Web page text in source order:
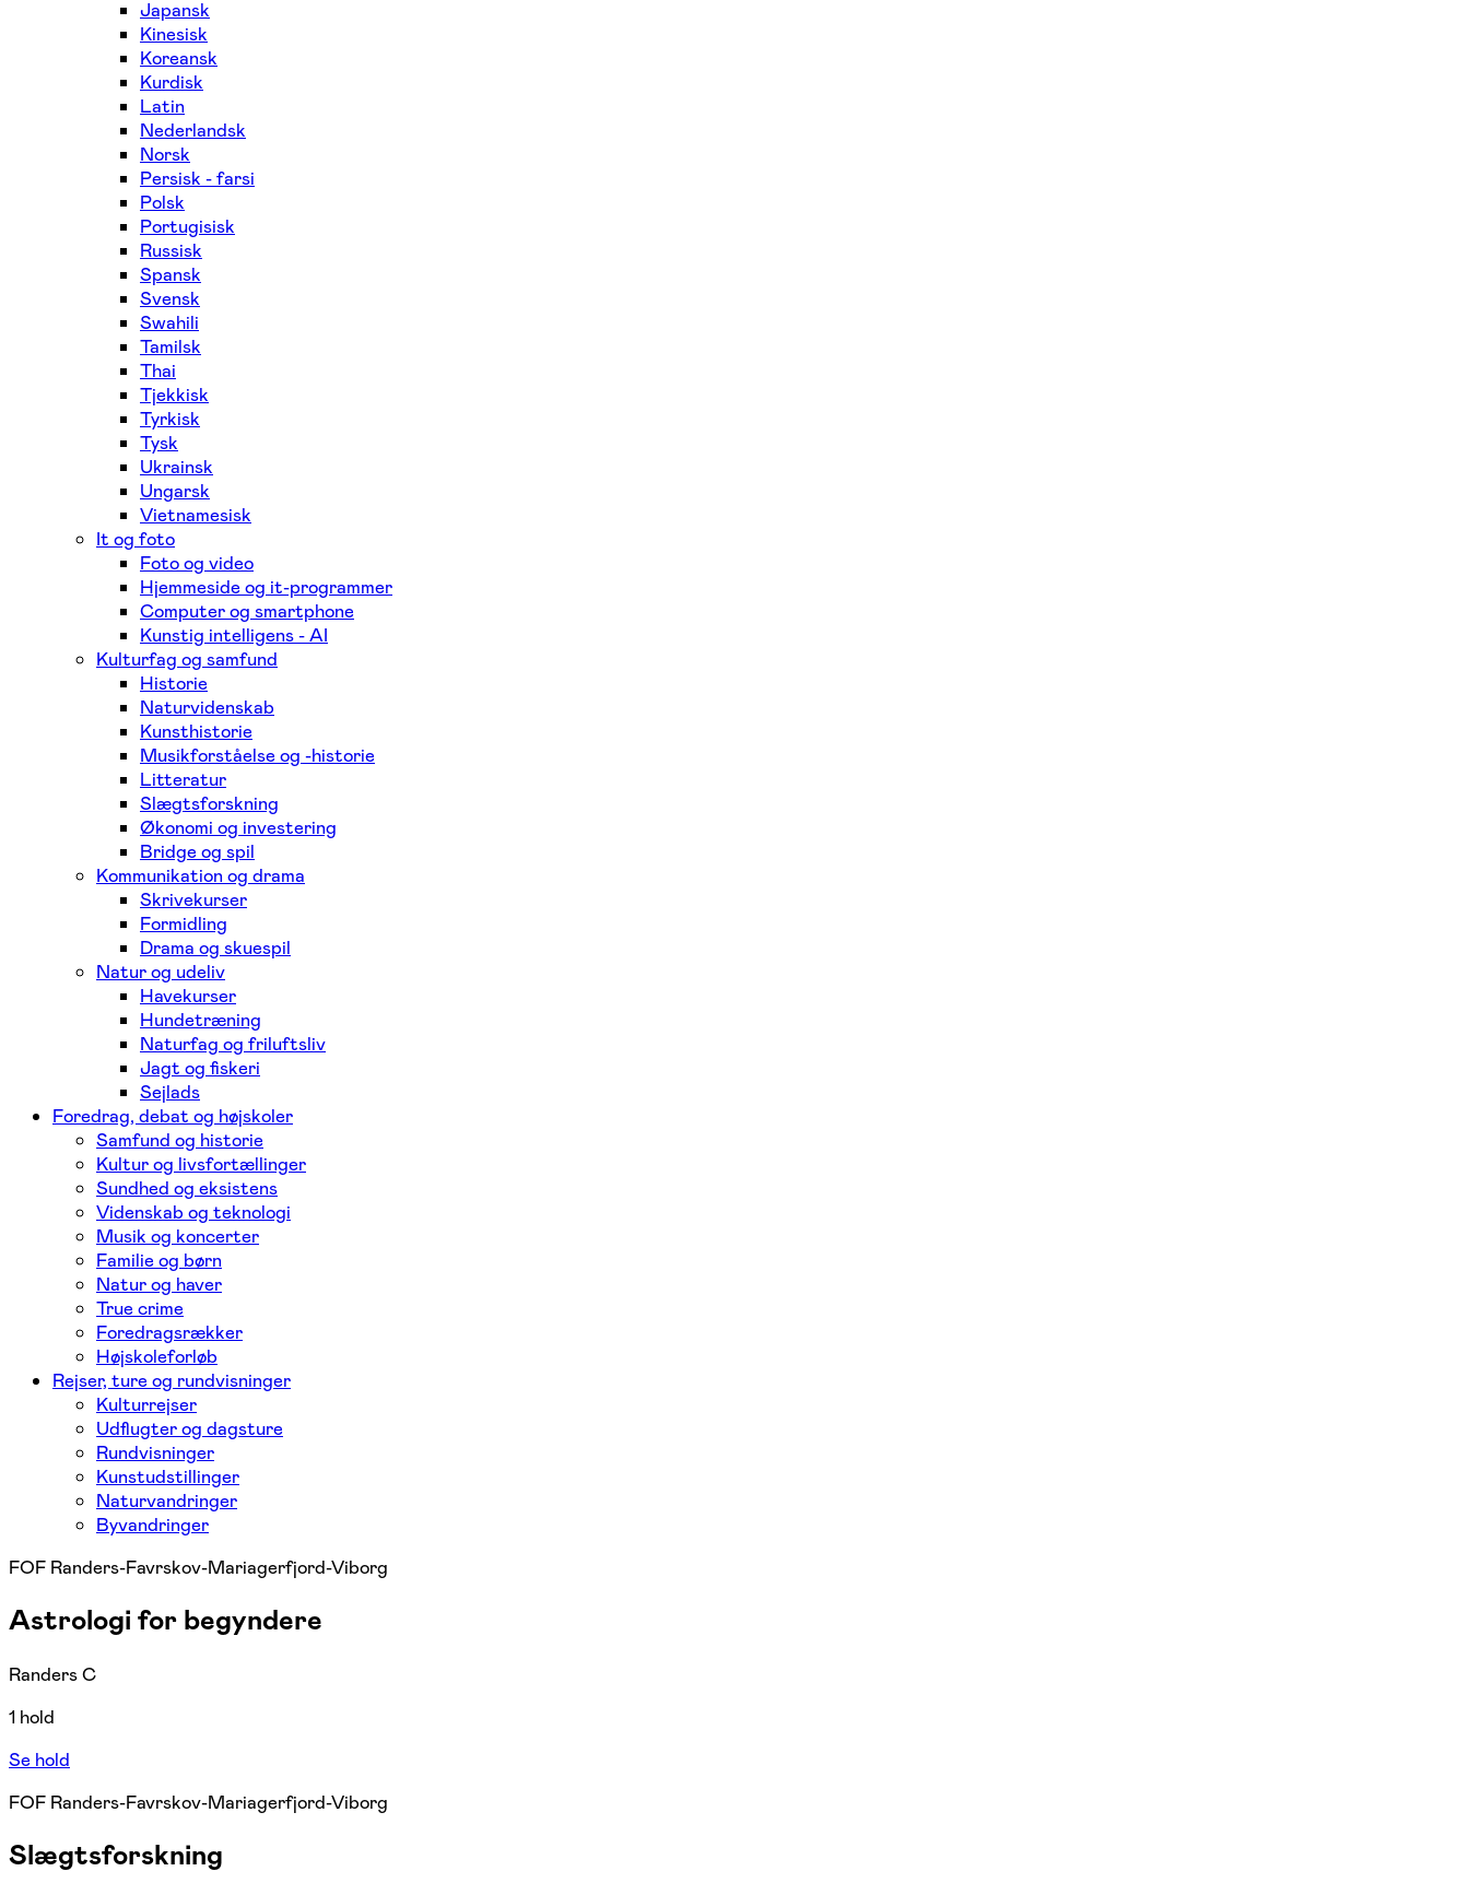
Japansk
Kinesisk
Koreansk
Kurdisk
Latin
Nederlandsk
Norsk
Persisk - farsi
Polsk
Portugisisk
Russisk
Spansk
Svensk
Swahili
Tamilsk
Thai
Tjekkisk
Tyrkisk
Tysk
Ukrainsk
Ungarsk
Vietnamesisk
It og foto
Foto og video
Hjemmeside og it-programmer
Computer og smartphone
Kunstig intelligens - AI
Kulturfag og samfund
Historie
Naturvidenskab
Kunsthistorie
Musikforståelse og -historie
Litteratur
Slægtsforskning
Økonomi og investering
Bridge og spil
Kommunikation og drama
Skrivekurser
Formidling
Drama og skuespil
Natur og udeliv
Havekurser
Hundetræning
Naturfag og friluftsliv
Jagt og fiskeri
Sejlads
Foredrag, debat og højskoler
Samfund og historie
Kultur og livsfortællinger
Sundhed og eksistens
Videnskab og teknologi
Musik og koncerter
Familie og børn
Natur og haver
True crime
Foredragsrækker
Højskoleforløb
Rejser, ture og rundvisninger
Kulturrejser
Udflugter og dagsture
Rundvisninger
Kunstudstillinger
Naturvandringer
Byvandringer
FOF Randers-Favrskov-Mariagerfjord-Viborg
Astrologi for begyndere
Randers C
1 hold
Se hold
FOF Randers-Favrskov-Mariagerfjord-Viborg
Slægtsforskning